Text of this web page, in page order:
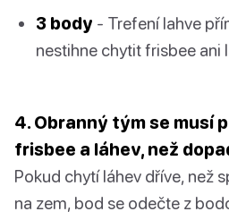
3 body - Trefení lahve
nestihne chytit frisbee ani
4. Obranný tým se musí
frisbee a láhev, než
Pokud chytí láhev dříve, než
na zem, bod se odečte z